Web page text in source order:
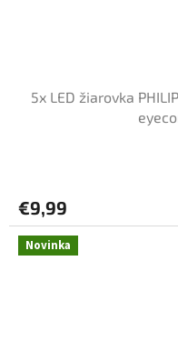
5x LED žiarovka
€9,99
Novinka